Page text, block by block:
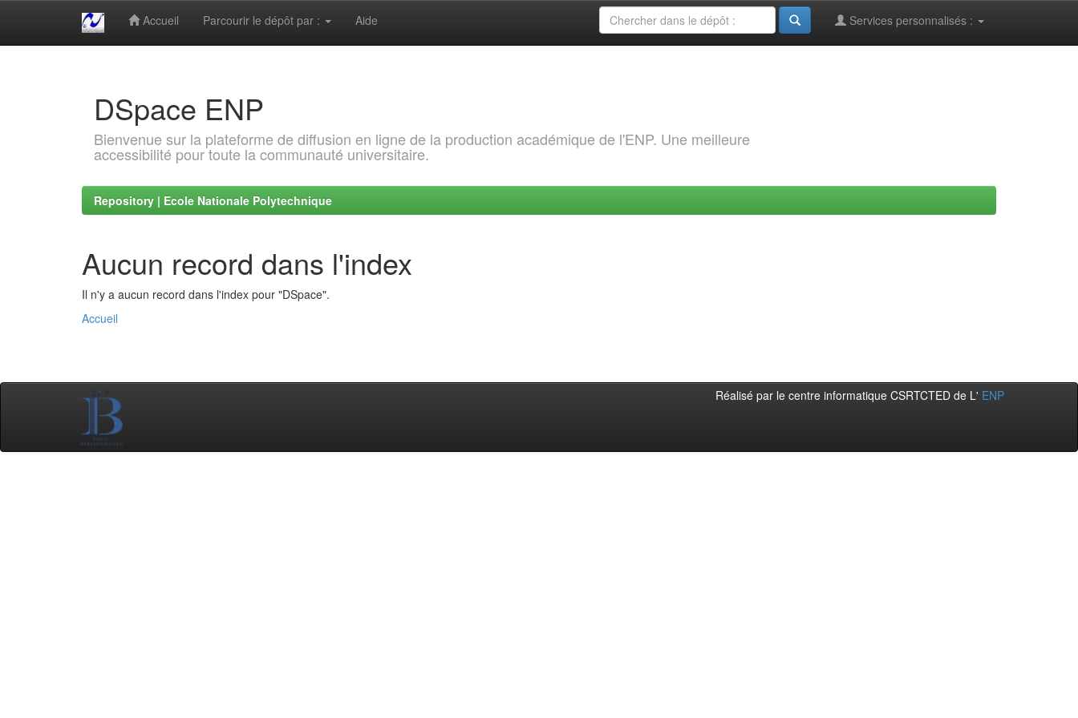
Accueil Parcourir le dépôt par : Aide Services personnalisés :
DSpace ENP
Bienvenue sur la plateforme de diffusion en ligne de la production académique de l'ENP. Une meilleure
accessibilité pour toute la communauté universitaire.
Repository | Ecole Nationale Polytechnique
Aucun record dans l'index
Il n'y a aucun record dans l'index pour "DSpace".
Accueil
Réalisé par le centre informatique CSRTCTED de L' ENP